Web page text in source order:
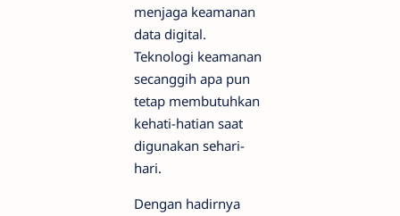
menjaga keamanan
data digital.
Teknologi keamanan
secanggih apa pun
tetap membutuhkan
kehati-hatian saat
digunakan sehari-
hari.
Dengan hadirnya